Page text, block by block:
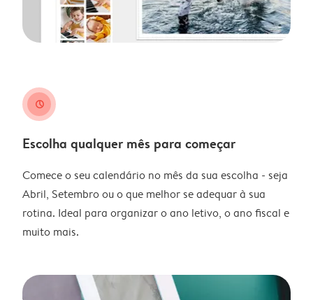
clock
Escolha qualquer mês para começar
Comece o seu calendário no mês da sua escolha - seja
Abril, Setembro ou o que melhor se adequar à sua
rotina. Ideal para organizar o ano letivo, o ano fiscal e
muito mais.